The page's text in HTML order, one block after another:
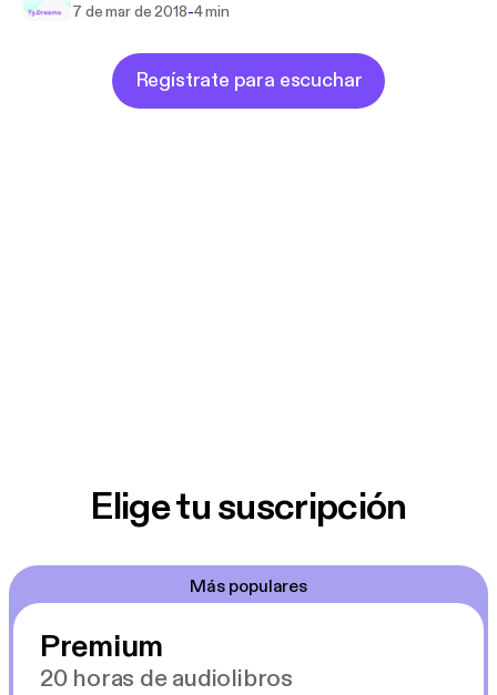
7 de mar de 2018-4 min
Regístrate para escuchar
Elige tu suscripción
Más populares
Premium
20 horas de audiolibros